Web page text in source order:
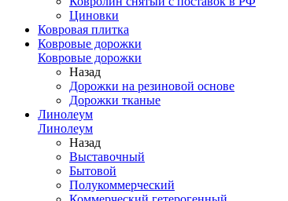
Циновки
Ковровая плитка
Ковровые дорожки
Ковровые дорожки
Назад
Дорожки на резиновой основе
Дорожки тканые
Линолеум
Линолеум
Назад
Выставочный
Бытовой
Полукоммерческий